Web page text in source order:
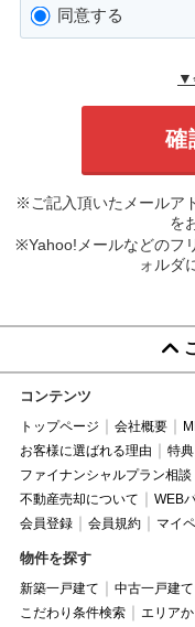
同意する
▼
※ご記入頂いたメールア
を
※Yahoo!メールなどのフ
ォルダ
コンテンツ
トップページ 会社概要
お客様に選ばれる理由
特
ファイナンシャルプラン相談
不動産売却について
WEB
会員登録
会員規約 マイ
物件を探す
新築一戸建て 中古一戸建て
こだわり条件検索
エリア